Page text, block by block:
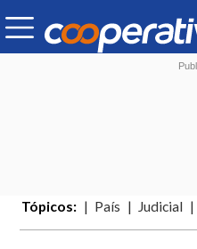
Tópicos: País Judicial